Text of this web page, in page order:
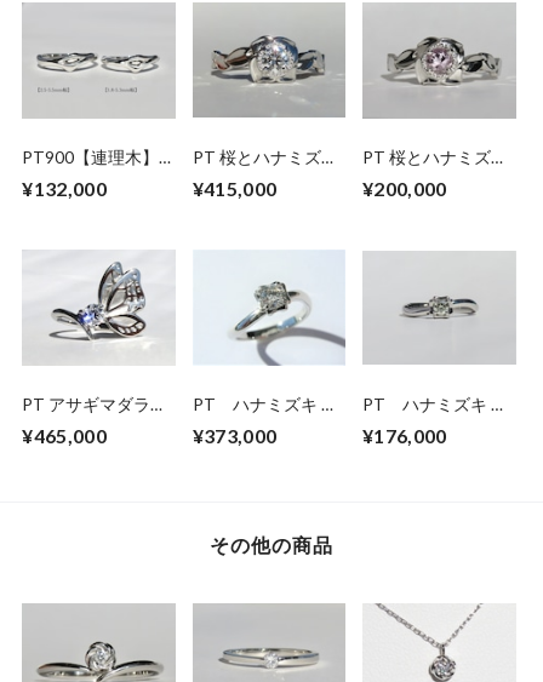
PT900【連理木】
マリッジリング
¥132,000
PT 桜とハナミズキ
のダイヤモンドリン
グ
¥415,000
PT 桜とハナミズキ
のモルガナイトリン
グ
¥200,000
PT アサギマダラの
ダイヤモンドリング
¥465,000
PT ハナミズキ ダ
イヤモンドリング
（受注生産）
¥373,000
PT ハナミズキ ダ
イヤモンドリング
(0.18ct)
¥176,000
その他の商品